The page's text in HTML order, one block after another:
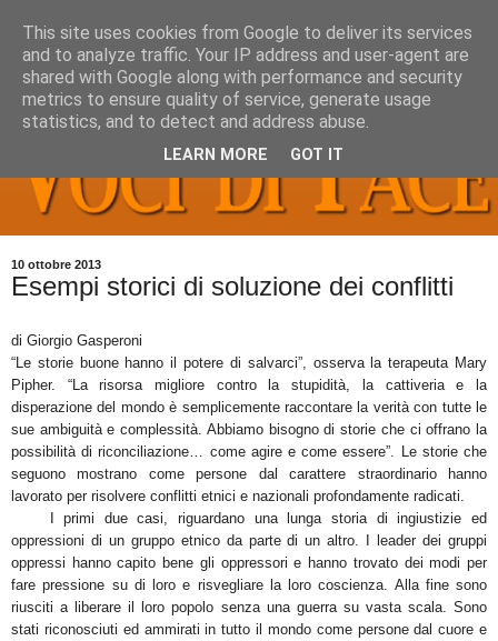
10 ottobre 2013
Esempi storici di soluzione dei conflitti
di Giorgio Gasperoni
“Le storie buone hanno il potere di salvarci”, osserva la terapeuta Mary
Pipher. “La risorsa migliore contro la stupidità, la cattiveria e la
disperazione del mondo è semplicemente raccontare la verità con tutte le
sue ambiguità e complessità. Abbiamo bisogno di storie che ci offrano la
possibilità di riconciliazione… come agire e come essere”. Le storie che
seguono mostrano come persone dal carattere straordinario hanno
lavorato per risolvere conflitti etnici e nazionali profondamente radicati.
I primi due casi, riguardano una lunga storia di ingiustizie ed
oppressioni di un gruppo etnico da parte di un altro. I leader dei gruppi
oppressi hanno capito bene gli oppressori e hanno trovato dei modi per
fare pressione su di loro e risvegliare la loro coscienza. Alla fine sono
riusciti a liberare il loro popolo senza una guerra su vasta scala. Sono
stati riconosciuti ed ammirati in tutto il mondo come persone dal cuore e
This site uses cookies from Google to deliver its services
and to analyze traffic. Your IP address and user-agent are
shared with Google along with performance and security
metrics to ensure quality of service, generate usage
statistics, and to detect and address abuse.
LEARN MORE GOT IT